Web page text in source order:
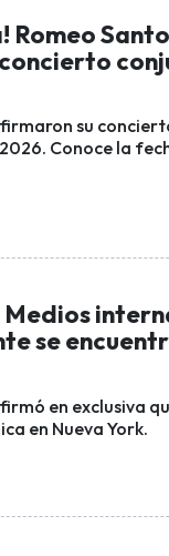
Romeo
su
Conoce la
se
en exclusiva
en Nueva York.